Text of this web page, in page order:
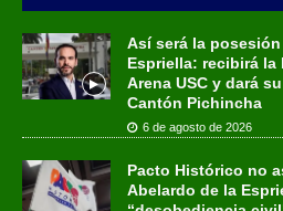
Así será la
Espriella: recibirá
Arena USC y dará
Cantón Pichincha
6 de agosto de 2026
Pacto Histórico no
Abelardo de la